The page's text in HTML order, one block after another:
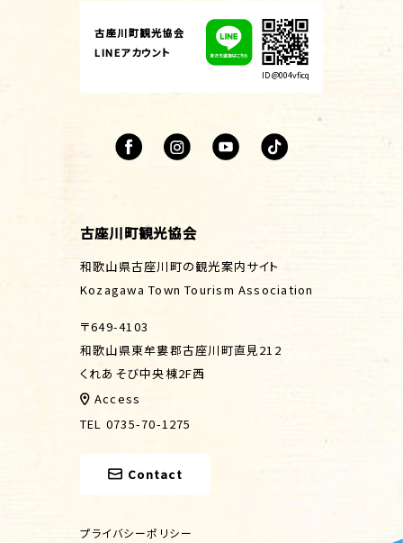
古座川町観光協会
LINEアカウント
ID @004vficq
古座川町観光協会
和歌山県古座川町の観光案内サイト
Kozagawa Town Tourism Association
〒649-4103
和歌山県東牟婁郡古座川町直見212
くれあそび中央棟2F西
Access
TEL 0735-70-1275
Contact
プライバシーポリシー